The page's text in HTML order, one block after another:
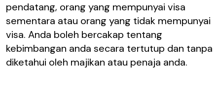
pendatang, orang yang mempunyai visa
sementara atau orang yang tidak mempunyai
visa. Anda boleh bercakap tentang
kebimbangan anda secara tertutup dan tanpa
diketahui oleh majikan atau penaja anda.